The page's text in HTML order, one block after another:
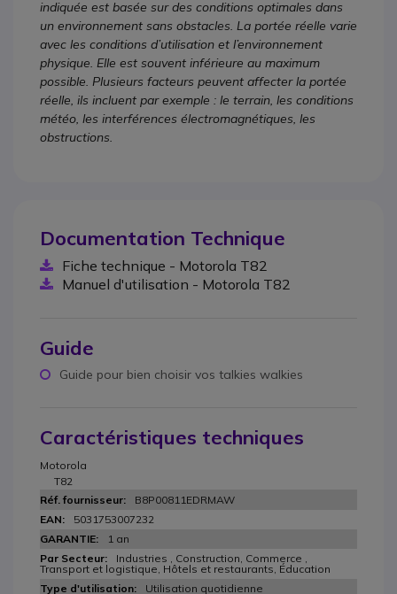
indiquée est basée sur des conditions optimales dans
un environnement sans obstacles. La portée réelle varie
avec les conditions d’utilisation et l’environnement
physique. Elle est souvent inférieure au maximum
possible. Plusieurs facteurs peuvent affecter la portée
réelle, ils incluent par exemple : le terrain, les conditions
météo, les interférences électromagnétiques, les
obstructions.
Documentation Technique
Fiche technique - Motorola T82
Manuel d'utilisation - Motorola T82
Guide
Guide pour bien choisir vos talkies walkies
Caractéristiques techniques
Motorola
T82
B8P00811EDRMAW
5031753007232
1 an
Industries , Construction, Commerce ,
Transport et logistique, Hôtels et restaurants, Éducation
Utilisation quotidienne